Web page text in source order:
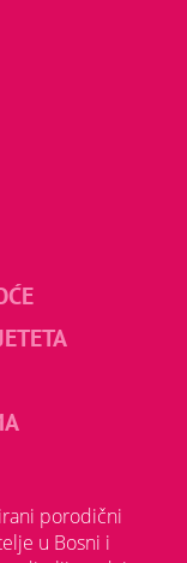
porodični
u Bosni i